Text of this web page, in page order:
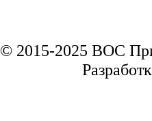
© 2015-2025 ВОС